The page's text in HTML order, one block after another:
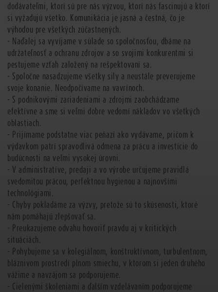
dodávateľmi, ktorí sú pre nás výzvou, ktorí nás fascinujú a ktorí
si vyžadujú všetko. Komunikácia je jasná a čestná, čo je
výhodou pre všetkých zúčastnených.
- Naďalej sa vyvíjame v súlade so spoločnosťou, dbáme na
udržateľnosť a ochranu zdrojov a so svojimi konkurentmi si
pestujeme vzťah založený na rešpektovaní sa.
- Spoločne nasadzujeme všetky sily a neustále preverujeme
svoje konanie. Neodpočívame na vavrínoch.
- S podnikovými zariadeniami a zdrojmi zaobchádzame
efektívne a sme si veľmi dobre vedomí nákladov vo všetkých
oblastiach.
- Prijímame podstatne viac peňazí ako vydávame, pričom k
výdavkom patrí spravodlivá odmena za prácu a investície do
budúcnosti na veľmi vysokej úrovni.
- V administratíve, predaji a vo výrobe určujeme pravidlá
svedomitou prácou, perfektnou hygienou a najnovšími
technológiami.
- Chyby pokladáme za výzvy, pretože sú to skúsenosti, ktoré
nám pomáhajú zlepšovať sa.
- Preukazujeme odvahu hovoriť pravdu aj v kritických
situáciách.
- Pohybujeme sa v kolegiálnom, konštruktívnom, turbulentnom,
bláznivom prostredí plnom smiechu, v ktorom si jeden druhého
vážime a navzájom sa podporujeme.
- Cielenými školeniami a ďalším vzdelávaním podporujeme